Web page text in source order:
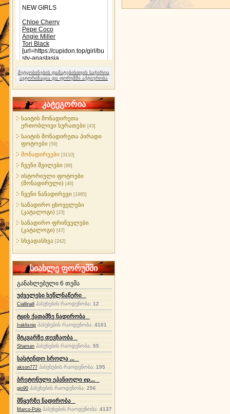
შეტყობინების დამატებისთვის საჭიროა
ავტორიზაცია და ფორუმში აქტიურობა
კატეგორია
საიტის მონადირეთა
ერთობლივი სურათები [43]
საიტის მონადირეთა პირადი
ფოტოები [59]
მონადირეები [3110]
ჩვენი შვილები [96]
ისტორიული ფოტოები
(მონადირული) [46]
ჩვენი ნანადირევი [1985]
სანადირო ცხოველები
(კატალოგი) [23]
სანადირო ფრინველები
(კატალოგი) [47]
სხვადასხვა [242]
სიახლე ფორუმში
განახლებული 6 თემა
უძველესი ხეწლნაწერი
Ciallinall პასუხების რაოდენობა:12
ტყის ქათამზე ნადირობა
Iraklisnip პასუხების რაოდენობა: 4101
მტკვარზე თევზაობა
Shaman პასუხების რაოდენობა:55
სასტენდო სროლა ...
akson777 პასუხების რაოდენობა:195
ბრეტონული ეპანიოლი ep...
gio90 პასუხების რაოდენობა:256
მწყერზე ნადირობა
Marco-Polo პასუხების რაოდენობა:4137